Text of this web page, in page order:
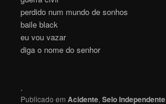
perdido num mundo de sonhos
baile black
eu vou vazar
diga o nome do senhor
.
Publicado em Acidente,Selo Independente